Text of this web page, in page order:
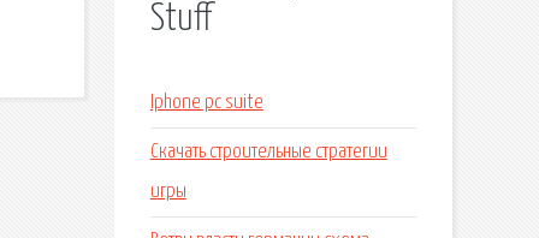
Stuff
Iphone pc suite
Скачать строительные стратегии
игры